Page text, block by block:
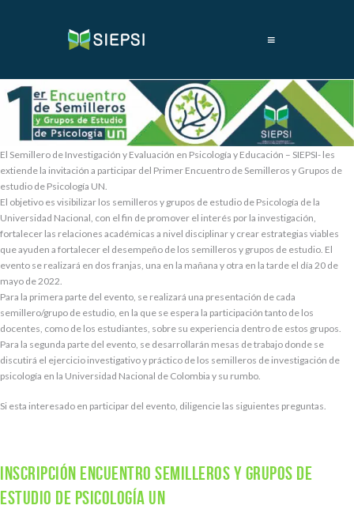
≡
El Semillero de Investigación y Evaluación en Psicología y Educación – SIEPSI- les
extiende la invitación a participar del Primer Encuentro de Semilleros y Grupos de
estudio de Psicología UN.
El objetivo es visibilizar los semilleros y grupos de estudio de Psicología de la
Universidad Nacional, con el fin de promover el interés por la investigación,
fortalecer las relaciones académicas a nivel disciplinar y crear estrategias viables
que ayuden a fortalecer el desempeño de los semilleros y grupos de estudio. El
evento se realizará en dos franjas, una en la mañana y otra en la tarde el día 20 de
mayo de 2022.
Para la primera parte del evento, se realizará una presentación de cada
semillero/grupo de estudio, en la que se espera la participación tanto de los
docentes, como de los estudiantes, sobre su experiencia dentro de estos grupos.
Para la segunda parte del evento, se desarrollarán mesas de trabajo donde se
discutirá el ejercicio investigativo y práctico de los semilleros de investigación de
psicología en la Universidad Nacional de Colombia y su rumbo.
Si esta interesado en participar del evento, diligencie las siguientes preguntas.
Inscripción Encuentro Semilleros y grupos de
estudio de Psicología UN